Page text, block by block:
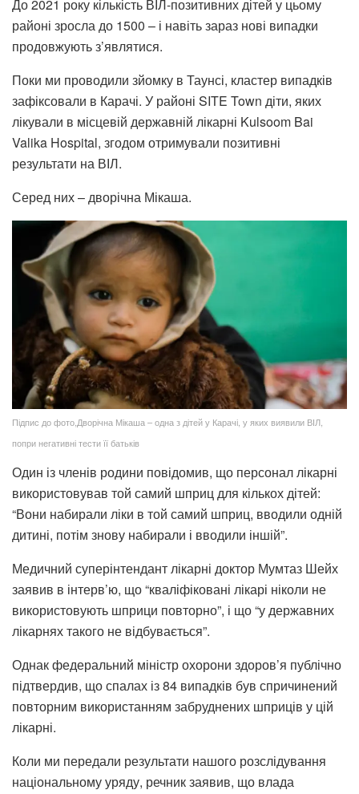
До 2021 року кількість ВІЛ-позитивних дітей у цьому
районі зросла до 1500 – і навіть зараз нові випадки
продовжують з’являтися.
Поки ми проводили зйомку в Таунсі, кластер випадків
зафіксовали в Карачі. У районі SITE Town діти, яких
лікували в місцевій державній лікарні Kulsoom Bai
Valika Hospital, згодом отримували позитивні
результати на ВІЛ.
Серед них – дворічна Мікаша.
Підпис до фото,Дворічна Мікаша – одна з дітей у Карачі, у яких виявили ВІЛ,
попри негативні тести її батьків
Один із членів родини повідомив, що персонал лікарні
використовував той самий шприц для кількох дітей:
“Вони набирали ліки в той самий шприц, вводили одній
дитині, потім знову набирали і вводили іншій”.
Медичний суперінтендант лікарні доктор Мумтаз Шейх
заявив в інтерв’ю, що “кваліфіковані лікарі ніколи не
використовують шприци повторно”, і що “у державних
лікарнях такого не відбувається”.
Однак федеральний міністр охорони здоров’я публічно
підтвердив, що спалах із 84 випадків був спричинений
повторним використанням забруднених шприців у цій
лікарні.
Коли ми передали результати нашого розслідування
національному уряду, речник заявив, що влада